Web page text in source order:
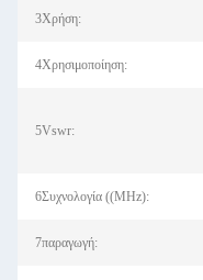
3Χρήση:
4Χρησιμοποίηση:
5Vswr:
6Συχνολογία ((MHz):
7παραγωγή: